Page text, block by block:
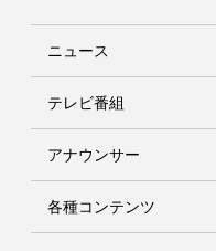
ニュース
テレビ番組
アナウンサー
各種コンテンツ